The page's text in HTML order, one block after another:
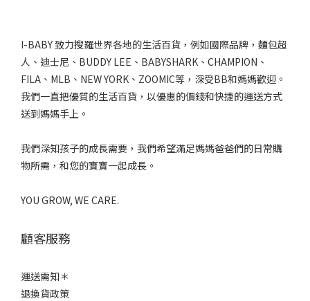
I-BABY 致力搜羅世界各地的生活百貨，例如國際品牌，麵包超
人、迪士尼、BUDDY LEE、BABYSHARK、CHAMPION、
FILA、MLB、NEW YORK、ZOOMIC等，深受BB和媽媽歡迎。
我們一直把優質的生活百貨，以優惠的價錢和快捷的運送方式
送到媽媽手上。
我們深知孩子的成長需要，我們希望滿足媽媽爸爸們的日常購
物所需，和您的寶寶一起成長。
YOU GROW, WE CARE.
顧客服務
運送需知＊
退換貨政策